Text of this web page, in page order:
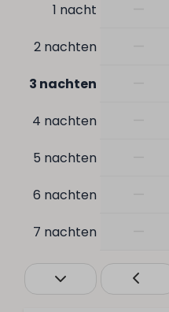
Centrale ligging
Verdieping: 1
1 nacht
2 nachten
3 nachten
4 nachten
5 nachten
6 nachten
7 nachten